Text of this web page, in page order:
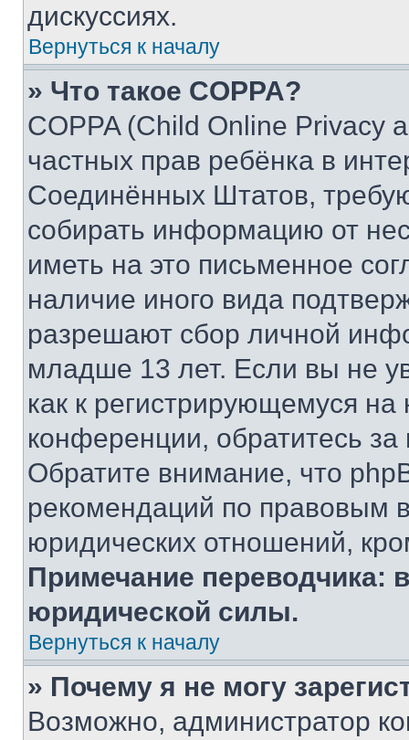
дискуссиях.
Вернуться к началу
» Что такое COPPA?
COPPA (Child Online Privacy
частных прав ребёнка в
Соединённых Штатов,
собирать информацию от
иметь на это письменное
наличие иного вида
разрешают сбор личной
младше 13 лет. Если вы не
как к регистрирующемуся
конференции, обратитесь
Обратите внимание, что
рекомендаций по правовым
юридических отношений,
Примечание переводчика:
юридической силы.
Вернуться к началу
» Почему я не могу
Возможно, администратор